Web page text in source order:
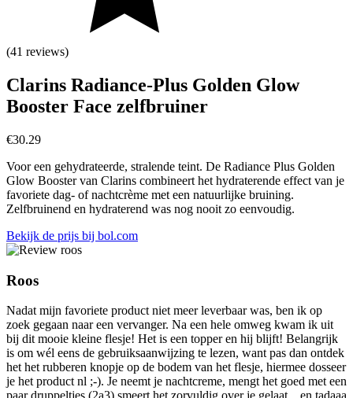
(41 reviews)
Clarins Radiance-Plus Golden Glow
Booster Face zelfbruiner
€30.29
Voor een gehydrateerde, stralende teint. De Radiance Plus Golden
Glow Booster van Clarins combineert het hydraterende effect van je
favoriete dag- of nachtcrème met een natuurlijke bruining.
Zelfbruinend en hydraterend was nog nooit zo eenvoudig.
Bekijk de prijs bij bol.com
Roos
Nadat mijn favoriete product niet meer leverbaar was, ben ik op
zoek gegaan naar een vervanger. Na een hele omweg kwam ik uit
bij dit mooie kleine flesje! Het is een topper en hij blijft! Belangrijk
is om wél eens de gebruiksaanwijzing te lezen, want pas dan ontdek
het het rubberen knopje op de bodem van het flesje, hiermee dosseer
je het product nl ;-). Je neemt je nachtcreme, mengt het goed met een